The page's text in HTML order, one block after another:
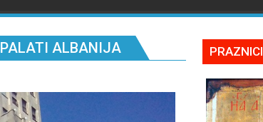
PALATI ALBANIJA PRAZNICI